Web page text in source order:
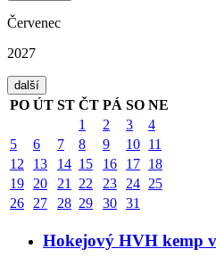
Červenec
2027
další
PO ÚT ST ČT PÁ SO NE
1
2 3
4
5
6 7 8 9 10 11
12
13 14 15 16 17 18
19 20 21 22 23 24 25
26 27 28 29 30 31
Hokejový HVH kemp